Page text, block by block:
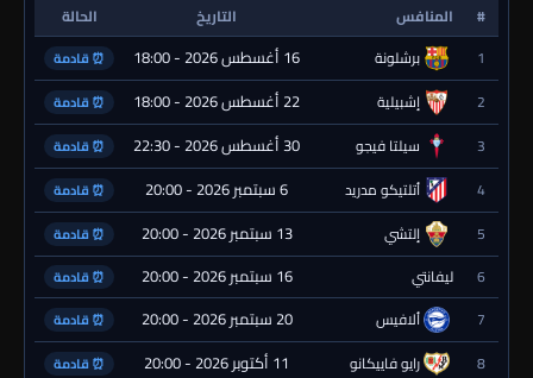
# المنافس التاريخ
الحالة
1
برشلونة 16 أغسطس 2026 - 18:00 ⏰ قادمة
2 إشبيلية 22 أغسطس 2026 - 18:00 ⏰ قادمة
3 سيلتا فيجو 30 أغسطس 2026 - 22:30 ⏰ قادمة
4 أتلتيكو مدريد 6 سبتمبر 2026 - 20:00 ⏰ قادمة
5 إلتشي 13 سبتمبر 2026 - 20:00 ⏰ قادمة
6 ليفانتي 16 سبتمبر 2026 - 20:00 ⏰ قادمة
7 ألافيس 20 سبتمبر 2026 - 20:00 ⏰ قادمة
8 رايو فاييكانو 11 أكتوبر 2026 - 20:00 ⏰ قادمة